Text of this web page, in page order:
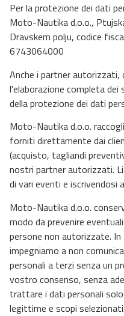
Per la protezione dei dati
Moto-Nautika d.o.o.,
Dravskem polju, codice
6743064000
Anche i partner autorizzati,
l'elaborazione completa dei
della protezione dei dati
Moto-Nautika d.o.o.
forniti direttamente dai
(acquisto, tagliandi
nostri partner autorizzati.
di vari eventi e iscrivendosi
Moto-Nautika d.o.o.
modo da prevenire
persone non autorizzate.
impegniamo a non
personali a terzi senza un
vostro consenso, senza
trattare i dati personali
legittime e scopi selezionati.